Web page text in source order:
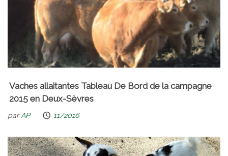
Vaches allaitantes Tableau De Bord de la campagne
2015 en Deux-Sèvres
parAP 11/2016